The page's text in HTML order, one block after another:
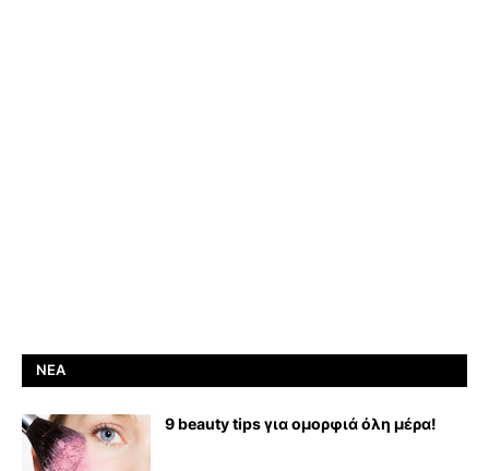
ΝΈΑ
9 beauty tips για ομορφιά όλη μέρα!